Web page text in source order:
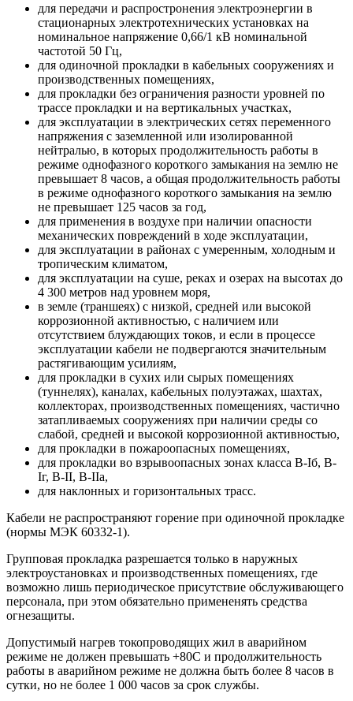
для передачи и распростронения электроэнергии в
стационарных электротехнических установках на
номинальное напряжение 0,66/1 кВ номинальной
частотой 50 Гц,
для одиночной прокладки в кабельных сооружениях и
производственных помещениях,
для прокладки без ограничения разности уровней по
трассе прокладки и на вертикальных участках,
для эксплуатации в электрических сетях переменного
напряжения с заземленной или изолированной
нейтралью, в которых продолжительность работы в
режиме однофазного короткого замыкания на землю не
превышает 8 часов, а общая продолжительность работы
в режиме однофазного короткого замыкания на землю
не превышает 125 часов за год,
для применения в воздухе при наличии опасности
механических повреждений в ходе эксплуатации,
для эксплуатации в районах с умеренным, холодным и
тропическим климатом,
для эксплуатации на суше, реках и озерах на высотах до
4 300 метров над уровнем моря,
в земле (траншеях) с низкой, средней или высокой
коррозионной активностью, с наличием или
отсутствием блуждающих токов, и если в процессе
эксплуатации кабели не подвергаются значительным
растягивающим усилиям,
для прокладки в сухих или сырых помещениях
(туннелях), каналах, кабельных полуэтажах, шахтах,
коллекторах, производственных помещениях, частично
затапливаемых сооружениях при наличии среды со
слабой, средней и высокой коррозионной активностью,
для прокладки в пожароопасных помещениях,
для прокладки во взрывоопасных зонах класса B-Iб, B-
Iг, В-II, В-IIа,
для наклонных и горизонтальных трасс.
Кабели не распространяют горение при одиночной прокладке
(нормы МЭК 60332-1).
Групповая прокладка разрешается только в наружных
электроустановках и производственных помещениях, где
возможно лишь периодическое присутствие обслуживающего
персонала, при этом обязательно примененять средства
огнезащиты.
Допустимый нагрев токопроводящих жил в аварийном
режиме не должен превышать +80С и продолжительность
работы в аварийном режиме не должна быть более 8 часов в
сутки, но не более 1 000 часов за срок службы.